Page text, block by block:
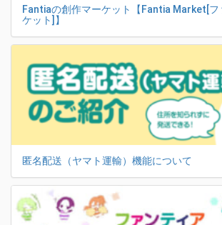
Fantiaの創作マーケット【Fantia Market[フ
ケット]】
匿名配送（ヤマト運輸）機能について